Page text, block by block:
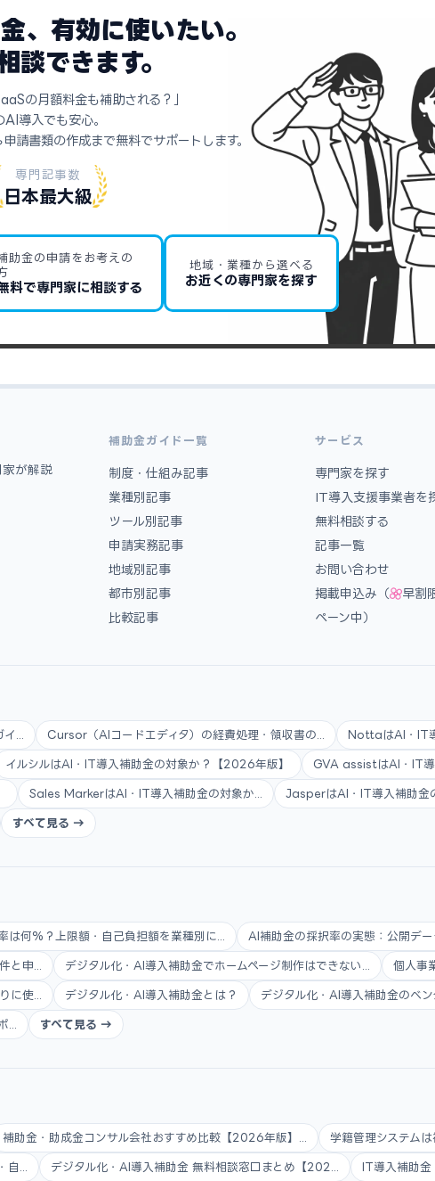
、有効に使いたい。
談できます。
の月額料金も補助される？」
導入でも安心。
請書類の作成まで無料でサポートします。
専門記事数
日本最大級
助金の申請をお考えの
料で専門家に相談する
地域・業種から選べる
お近くの専門家を探す
が解説
補助金ガイド一覧
制度・仕組み記事
業種別記事
ツール別記事
申請実務記事
地域別記事
都市別記事
比較記事
サービス
専門家を探す
IT導入支援事業者を
無料相談する
記事一覧
お問い合わせ
掲載申込み（
早割
ペーン中）
... Cursor（AIコードエディタ）の経費処理・領収書の... NottaはAI・IT
イルシルはAI・IT導入補助金の対象か？【2026年版】 GVA assistはAI・IT導
Sales MarkerはAI・IT導入補助金の対象か... JasperはAI・IT導入補助金
すべて見る →
は何%？上限額・自己負担額を業種別に... AI補助金の採択率の実態：公開デー
と申... デジタル化・AI導入補助金でホームページ制作はできない... 個人事
に使... デジタル化・AI導入補助金とは？ デジタル化・AI導入補助金のベ
すべて見る →
補助金・助成金コンサル会社おすすめ比較【2026年版】... 学籍管理システム
... デジタル化・AI導入補助金 無料相談窓口まとめ【202... IT導入補助